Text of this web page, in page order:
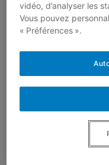
Imaginez un
peuvent voyager
limitées
Section
Bernard R.
Christian Táfula,
vidéo, d’analyser les
Vous pouvez
« Préférences ».